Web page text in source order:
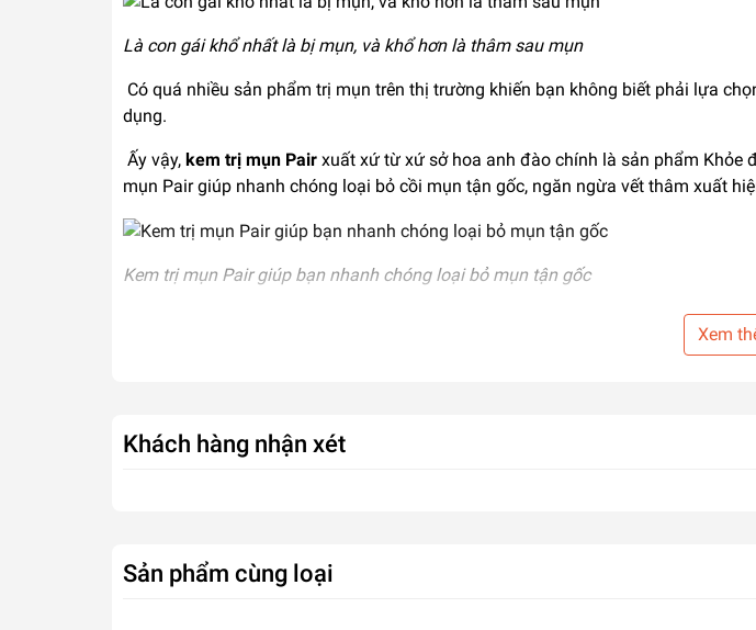
Là con gái khổ nhất là bị mụn, và khổ hơn là thâm sau mụn
Có quá nhiều sản phẩm trị mụn trên thị trường khiến bạn không biết phải lựa
dụng.
Ấy vậy, kem trị mụn Pair xuất xứ từ xứ sở hoa anh đào chính là sản phẩm Khỏe
mụn Pair giúp nhanh chóng loại bỏ cồi mụn tận gốc, ngăn ngừa vết thâm xuất
Kem trị mụn Pair giúp bạn nhanh chóng loại bỏ mụn tận gốc
Sau đó làm khô nhân mụn thành những cồi nhỏ rồi đẩy lên khỏi bề mặt da.
Cơ chế điều trị mụn không để lại thâm của kem trị mụn Pair
Xem
Khách hàng nhận xét
Sản phẩm cùng loại